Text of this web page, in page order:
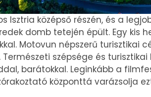
Isztria középső részén, és a
domb tetején épült. Egy kis
Motovun népszerű turisztikai
szépsége és
barátokkal. Leginkább a
központtá varázsolja